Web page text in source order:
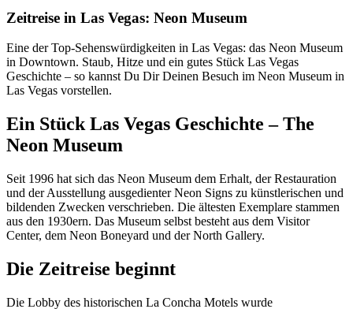
Bild
Zeitreise in Las Vegas: Neon Museum
Eine der Top-Sehenswürdigkeiten in Las Vegas: das Neon Museum
in Downtown. Staub, Hitze und ein gutes Stück Las Vegas
Geschichte – so kannst Du Dir Deinen Besuch im Neon Museum in
Las Vegas vorstellen.
Ein Stück Las Vegas Geschichte – The
Neon Museum
Seit 1996 hat sich das Neon Museum dem Erhalt, der Restauration
und der Ausstellung ausgedienter Neon Signs zu künstlerischen und
bildenden Zwecken verschrieben. Die ältesten Exemplare stammen
aus den 1930ern. Das Museum selbst besteht aus dem Visitor
Center, dem Neon Boneyard und der North Gallery.
Die Zeitreise beginnt
Die Lobby des historischen La Concha Motels wurde